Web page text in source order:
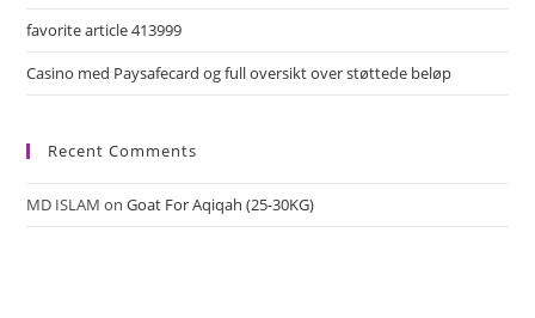
favorite article 413999
Casino med Paysafecard og full oversikt over støttede beløp
Recent Comments
MD ISLAM onGoat For Aqiqah (25-30KG)